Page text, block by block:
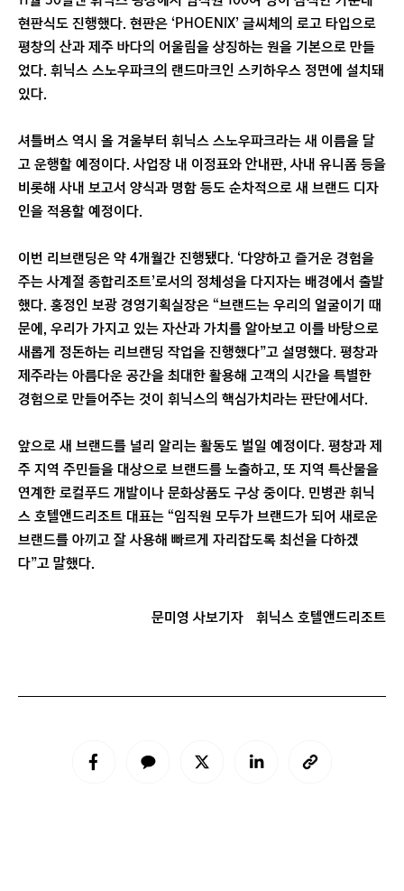
현판식도 진행했다. 현판은 ‘PHOENIX’ 글씨체의 로고 타입으로
평창의 산과 제주 바다의 어울림을 상징하는 원을 기본으로 만들
었다. 휘닉스 스노우파크의 랜드마크인 스키하우스 정면에 설치돼
있다.
셔틀버스 역시 올 겨울부터 휘닉스 스노우파크라는 새 이름을 달
고 운행할 예정이다. 사업장 내 이정표와 안내판, 사내 유니폼 등을
비롯해 사내 보고서 양식과 명함 등도 순차적으로 새 브랜드 디자
인을 적용할 예정이다.
이번 리브랜딩은 약 4개월간 진행됐다. ‘다양하고 즐거운 경험을
주는 사계절 종합리조트’로서의 정체성을 다지자는 배경에서 출발
했다. 홍정인 보광 경영기획실장은 “브랜드는 우리의 얼굴이기 때
문에, 우리가 가지고 있는 자산과 가치를 알아보고 이를 바탕으로
새롭게 정돈하는 리브랜딩 작업을 진행했다”고 설명했다. 평창과
제주라는 아름다운 공간을 최대한 활용해 고객의 시간을 특별한
경험으로 만들어주는 것이 휘닉스의 핵심가치라는 판단에서다.
앞으로 새 브랜드를 널리 알리는 활동도 벌일 예정이다. 평창과 제
주 지역 주민들을 대상으로 브랜드를 노출하고, 또 지역 특산물을
연계한 로컬푸드 개발이나 문화상품도 구상 중이다. 민병관 휘닉
스 호텔앤드리조트 대표는 “임직원 모두가 브랜드가 되어 새로운
브랜드를 아끼고 잘 사용해 빠르게 자리잡도록 최선을 다하겠
다”고 말했다.
문미영 사보기자 휘닉스 호텔앤드리조트